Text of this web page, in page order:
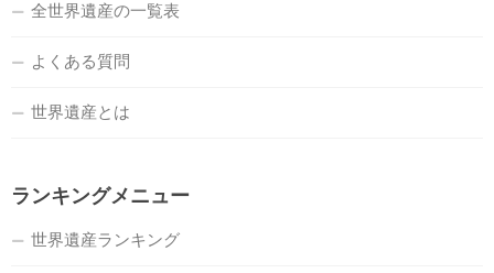
全世界遺産の一覧表
よくある質問
世界遺産とは
ランキングメニュー
世界遺産ランキング